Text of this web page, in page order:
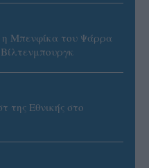
η Μπενφίκα του Ψάρρα
της Εθνικής στο